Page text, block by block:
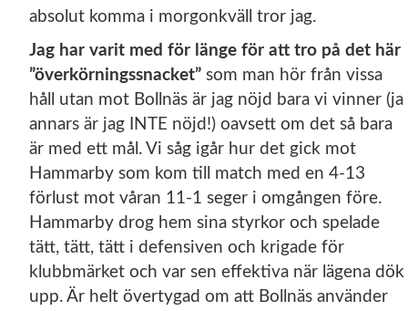
absolut komma i morgonkväll tror jag.
Jag har varit med för länge för att tro på det här
”överkörningssnacket” som man hör från vissa
håll utan mot Bollnäs är jag nöjd bara vi vinner (ja
annars är jag INTE nöjd!) oavsett om det så bara
är med ett mål. Vi såg igår hur det gick mot
Hammarby som kom till match med en 4-13
förlust mot våran 11-1 seger i omgången före.
Hammarby drog hem sina styrkor och spelade
tätt, tätt, tätt i defensiven och krigade för
klubbmärket och var sen effektiva när lägena dök
upp. Är helt övertygad om att Bollnäs använder